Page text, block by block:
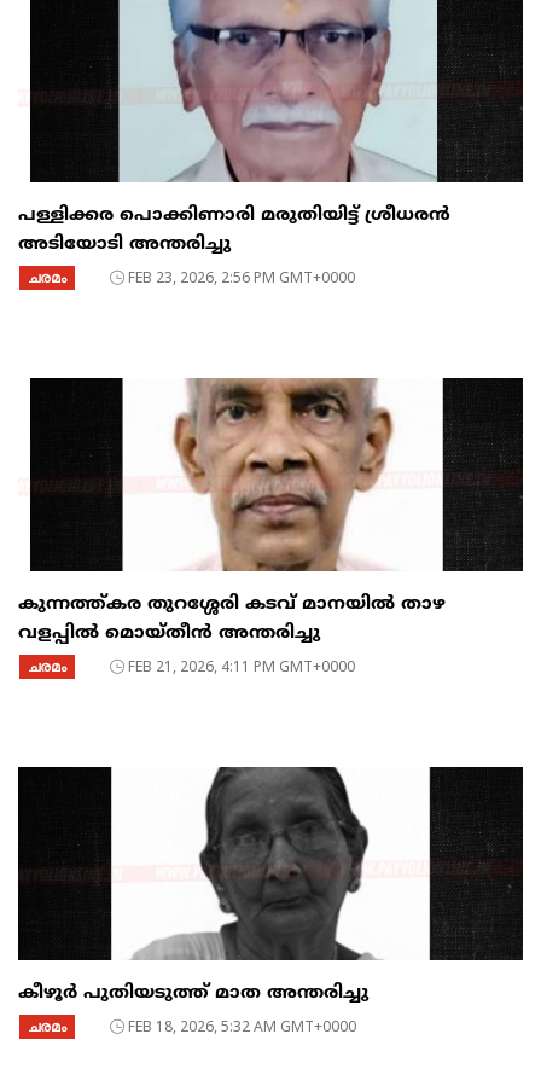
പള്ളിക്കര പൊക്കിണാരി മരുതിയിട്ട് ശ്രീധരൻ
അടിയോടി അന്തരിച്ചു
ചരമം FEB 23, 2026, 2:56 PM GMT+0000
കുന്നത്ത്കര തുറശ്ശേരി കടവ് മാനയിൽ താഴ
വളപ്പിൽ മൊയ്തീൻ അന്തരിച്ചു
ചരമം FEB 21, 2026, 4:11 PM GMT+0000
കീഴൂർ പുതിയടുത്ത് മാത അന്തരിച്ചു
ചരമം FEB 18, 2026, 5:32 AM GMT+0000